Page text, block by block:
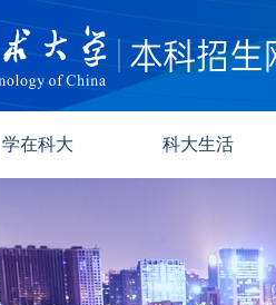
学在科大 科大生活